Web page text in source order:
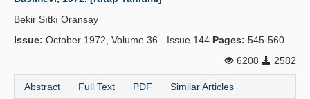
Bekir Sıtkı Oransay
Issue: October 1972, Volume 36 - Issue 144 Pages: 545-560
6208
2582
Abstract Full Text PDF Similar Articles